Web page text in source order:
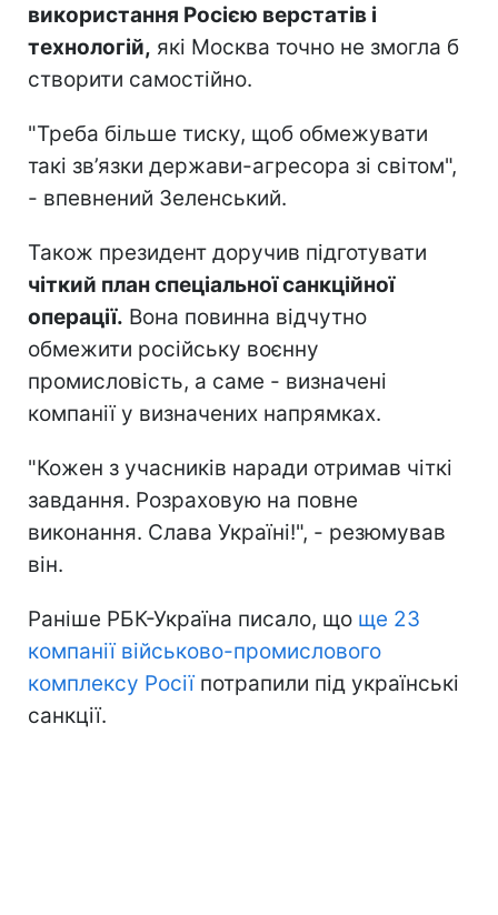
використання Росією верстатів і
технологій, які Москва точно не змогла б
створити самостійно.
"Треба більше тиску, щоб обмежувати
такі зв’язки держави-агресора зі світом",
- впевнений Зеленський.
Також президент доручив підготувати
чіткий план спеціальної санкційної
операції. Вона повинна відчутно
обмежити російську воєнну
промисловість, а саме - визначені
компанії у визначених напрямках.
"Кожен з учасників наради отримав чіткі
завдання. Розраховую на повне
виконання. Слава Україні!", - резюмував
він.
Раніше РБК-Україна писало, що ще 23
компанії військово-промислового
комплексу Росіїпотрапили під українські
санкції.